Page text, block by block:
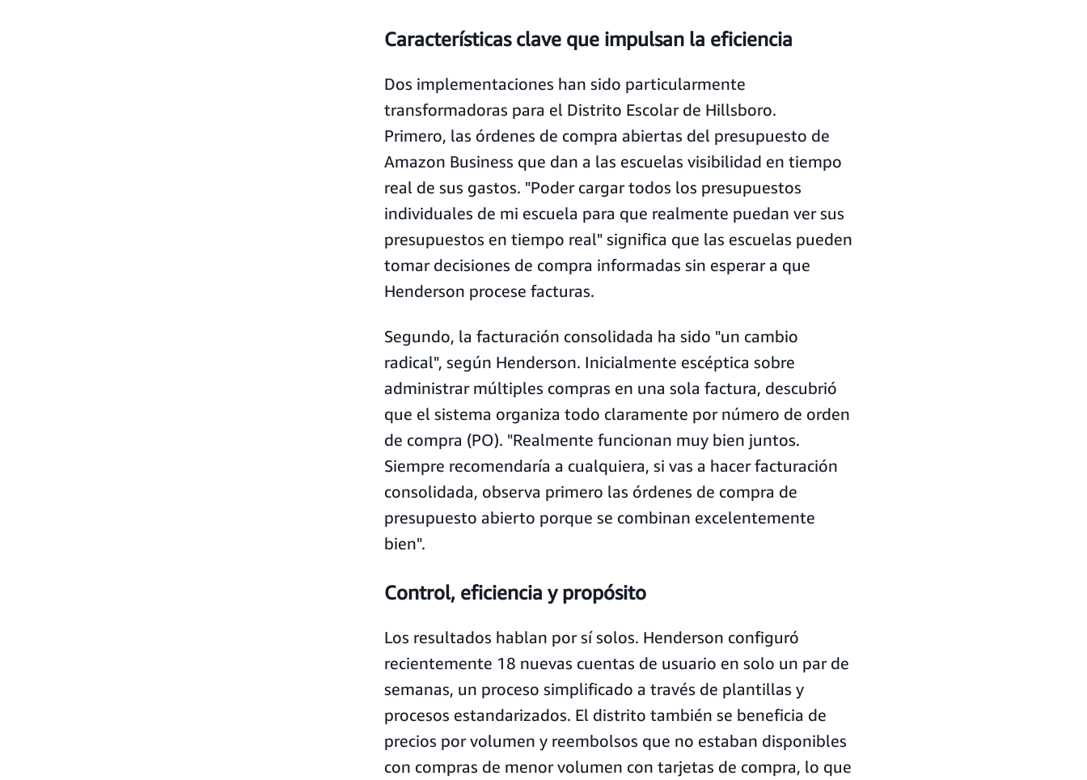
Características clave que impulsan la eficiencia
Dos implementaciones han sido particularmente
transformadoras para el Distrito Escolar de Hillsboro.
Primero, las órdenes de compra abiertas del presupuesto de
Amazon Business que dan a las escuelas visibilidad en tiempo
real de sus gastos. "Poder cargar todos los presupuestos
individuales de mi escuela para que realmente puedan ver sus
presupuestos en tiempo real" significa que las escuelas pueden
tomar decisiones de compra informadas sin esperar a que
Henderson procese facturas.
Segundo, la facturación consolidada ha sido "un cambio
radical", según Henderson. Inicialmente escéptica sobre
administrar múltiples compras en una sola factura, descubrió
que el sistema organiza todo claramente por número de orden
de compra (PO). "Realmente funcionan muy bien juntos.
Siempre recomendaría a cualquiera, si vas a hacer facturación
consolidada, observa primero las órdenes de compra de
presupuesto abierto porque se combinan excelentemente
bien".
Control, eficiencia y propósito
Los resultados hablan por sí solos. Henderson configuró
recientemente 18 nuevas cuentas de usuario en solo un par de
semanas, un proceso simplificado a través de plantillas y
procesos estandarizados. El distrito también se beneficia de
precios por volumen y reembolsos que no estaban disponibles
con compras de menor volumen con tarjetas de compra, lo que